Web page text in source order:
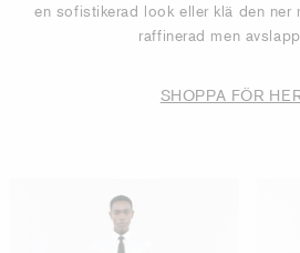
en sofistikerad look eller klä den ner
raffinerad men
SHOPPA FÖR